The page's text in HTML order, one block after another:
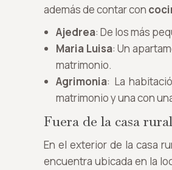
además de contar con
Ajedrea: De los más
Maria Luisa: Un
matrimonio.
Agrimonia: La
matrimonio y una con
Fuera de la casa rural
En el exterior de la casa
encuentra ubicada en la